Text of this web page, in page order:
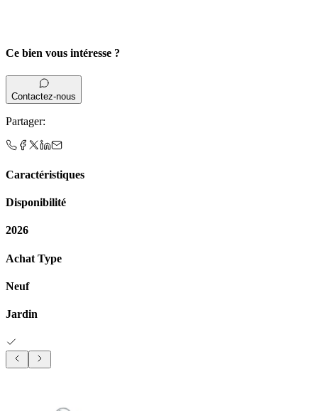
Ce bien vous intéresse ?
Contactez-nous
Partager:
Caractéristiques
Disponibilité
2026
Achat Type
Neuf
Jardin